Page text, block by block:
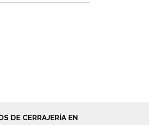
DE CERRAJERÍA EN